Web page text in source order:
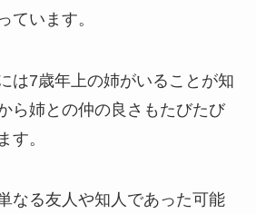
ています。
は7歳年上の姉がいることが知
ら姉との仲の良さもたびたび
す。
なる友人や知人であった可能